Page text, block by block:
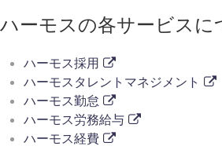
ハーモスの各サービスに
ハーモス採用
ハーモスタレントマネジメント
ハーモス勤怠
ハーモス労務給与
ハーモス経費